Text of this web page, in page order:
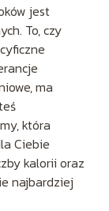
jest
To, czy
ma
która
Ciebie
kalorii oraz
najbardziej